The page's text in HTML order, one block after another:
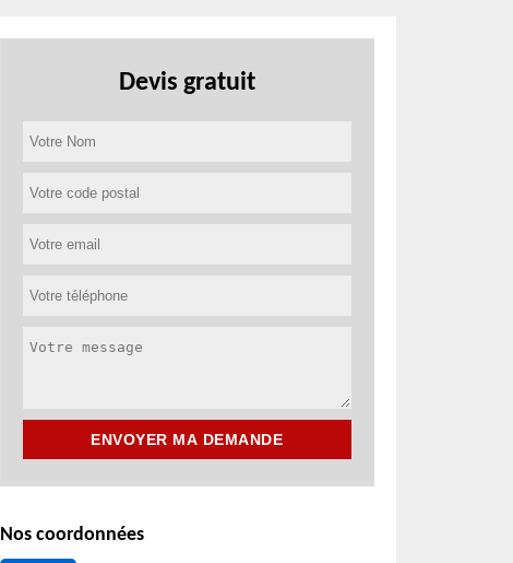
Devis gratuit
Nos coordonnées